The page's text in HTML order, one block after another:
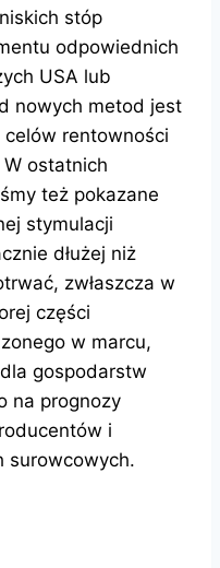
stóp
odpowiednich
USA lub
nowych metod jest
rentowności
ostatnich
też pokazane
stymulacji
dłużej niż
zwłaszcza w
części
w marcu,
gospodarstw
na prognozy
i
surowcowych.